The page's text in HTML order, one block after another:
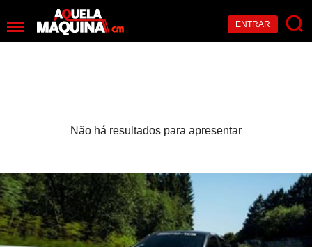
ENTRAR
Não há resultados para apresentar